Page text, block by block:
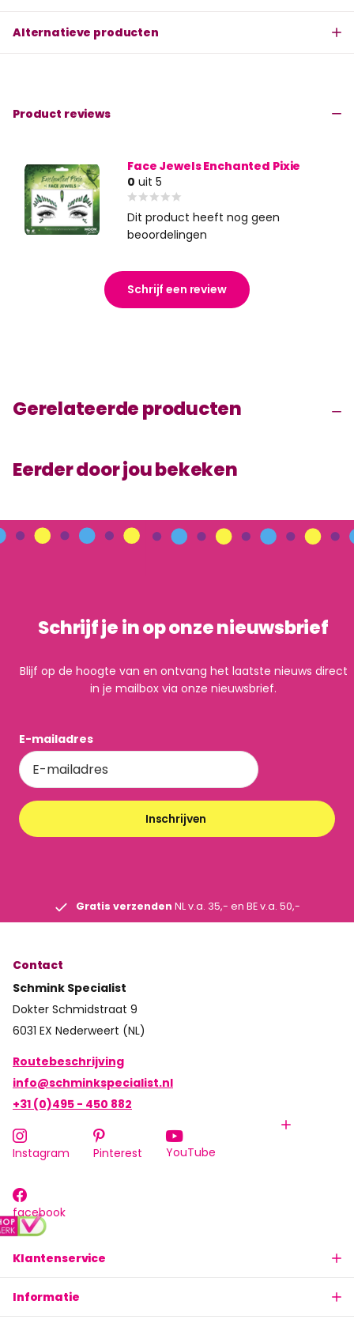
Alternatieve producten
Product reviews
Face Jewels Enchanted Pixie
0 uit 5
Dit product heeft nog geen
beoordelingen
Schrijf een review
Gerelateerde producten
Eerder door jou bekeken
Schrijf je in op onze nieuwsbrief
Blijf op de hoogte van en ontvang het laatste nieuws direct
in je mailbox via onze nieuwsbrief.
E-mailadres
Inschrijven
Gratis verzenden NL v.a. 35,- en BE v.a. 50,-
Klantenservice
Informatie
Contact
Schmink Specialist
Dokter Schmidstraat 9
6031 EX Nederweert (NL)
Routebeschrijving
info@schminkspecialist.nl
+31 (0)495 - 450 882
Instagram Pinterest YouTube
facebook